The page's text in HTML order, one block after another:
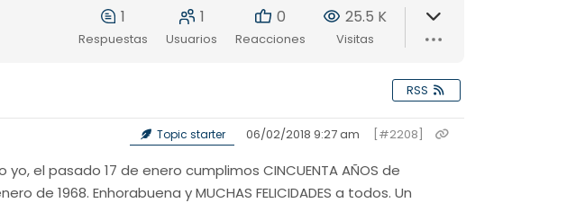
1
Respuestas
1
Usuarios
0
Reacciones
25.5 K
Visitas
RSS
Topic starter 06/02/2018 9:27 am [#2208]
el pasado 17 de enero cumplimos CINCUENTA AÑOS de
de 1968. Enhorabuena y MUCHAS FELICIDADES a todos. Un